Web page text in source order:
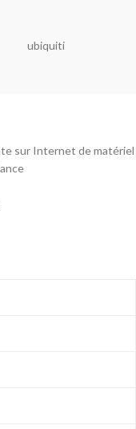
ubiquiti
sur Internet de matériel